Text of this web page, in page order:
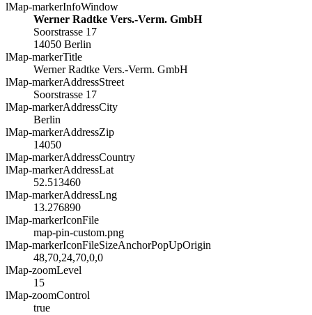
lMap-markerInfoWindow
Werner Radtke Vers.-Verm. GmbH
Soorstrasse 17
14050 Berlin
lMap-markerTitle
Werner Radtke Vers.-Verm. GmbH
lMap-markerAddressStreet
Soorstrasse 17
lMap-markerAddressCity
Berlin
lMap-markerAddressZip
14050
lMap-markerAddressCountry
lMap-markerAddressLat
52.513460
lMap-markerAddressLng
13.276890
lMap-markerIconFile
map-pin-custom.png
lMap-markerIconFileSizeAnchorPopUpOrigin
48,70,24,70,0,0
lMap-zoomLevel
15
lMap-zoomControl
true